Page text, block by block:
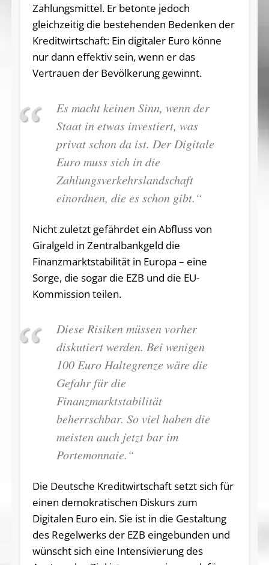
Zahlungsmittel. Er betonte jedoch
gleichzeitig die bestehenden Bedenken der
Kreditwirtschaft: Ein digitaler Euro könne
nur dann effektiv sein, wenn er das
Vertrauen der Bevölkerung gewinnt.
Es macht keinen Sinn, wenn der
Staat in etwas investiert, was
privat schon da ist. Der Digitale
Euro muss sich in die
Zahlungsverkehrslandschaft
einordnen, die es schon gibt.“
Nicht zuletzt gefährdet ein Abfluss von
Giralgeld in Zentralbankgeld die
Finanzmarktstabilität in Europa – eine
Sorge, die sogar die EZB und die EU-
Kommission teilen.
Diese Risiken müssen vorher
diskutiert werden. Bei wenigen
100 Euro Haltegrenze wäre die
Gefahr für die
Finanzmarktstabilität
beherrschbar. So viel haben die
meisten auch jetzt bar im
Portemonnaie.“
Die Deutsche Kreditwirtschaft setzt sich für
einen demokratischen Diskurs zum
Digitalen Euro ein. Sie ist in die Gestaltung
des Regelwerks der EZB eingebunden und
wünscht sich eine Intensivierung des